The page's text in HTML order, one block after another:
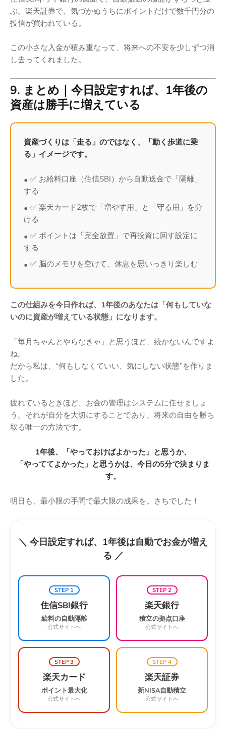
ぶ。楽天証券で、気づかぬうちにポイントだけで数千円分の
投信が買われている。
この小さな入金が積み重なって、将来への不安を少しずつ消
し去ってくれました。
9. まとめ｜今日設定すれば、1年後の
資産は勝手に増えている
資産づくりは「走る」のではなく、「動く歩道に乗
る」イメージです。
✅ お給料口座（住信SBI）から自動送金で「隔離」
する
✅ 楽天カード2枚で「増やす用」と「守る用」を分
ける
✅ ポイントは「完全放置」で再投資に回す設定に
する
✅ 脳のメモリを空けて、休息を思いっきり楽しむ
この仕組みを今日作れば、1年後のあなたは「何もしていな
いのに資産が増えている状態」になります。
「毎月ちゃんとやらなきゃ」と思うほど、続かないんですよ
ね。
だから私は、“何もしなくていい、気にしない状態”を作りま
した。
疲れているときほど、お金の管理はシステムに任せましょ
う。それが自分を大切にすることであり、将来の自由を勝ち
取る唯一の方法です。
1年後、「やっておけばよかった」と思うか、
「やっててよかった」と思うかは、今日の5分で決まりま
す。
明日も、最小限の手間で最大限の成果を。さちでした！
＼ 今日設定すれば、1年後は自動でお金が増え
る ／
STEP 1
住信SBI銀行
給料の自動隔離
公式サイトへ
STEP 2
楽天銀行
積立の拠点口座
公式サイトへ
STEP 3
楽天カード
ポイント最大化
公式サイトへ
STEP 4
楽天証券
新NISA自動積立
公式サイトへ